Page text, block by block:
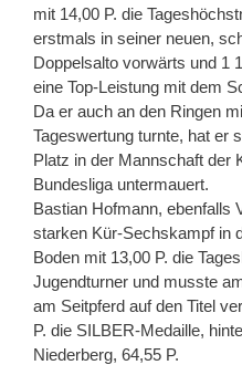
mit 14,00 P. die
erstmals in seiner neuen,
Doppelsalto vorwärts und 1
eine Top-Leistung mit dem
Da er auch an den Ringen
Tageswertung turnte, hat er
Platz in der Mannschaft der
Bundesliga untermauert.
Bastian Hofmann, ebenfalls
starken Kür-Sechskampf in
Boden mit 13,00 P. die
Jugendturner und musste
am Seitpferd auf den Titel
P. die SILBER-Medaille,
Niederberg, 64,55 P.